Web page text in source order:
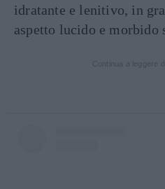
idratante e lenitivo, in
aspetto lucido e morbido